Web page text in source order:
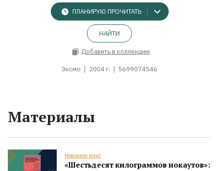
ПЛАНИРУЮ ПРОЧИТАТЬ
НАЙТИ
Добавить в коллекцию
Эксмо 2004 г. 5699074546
Материалы
Новинки книг
«Шестьдесят килограммов нокаутов»: